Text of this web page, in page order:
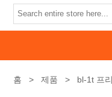
홈 > 제품 > bl-1t 프